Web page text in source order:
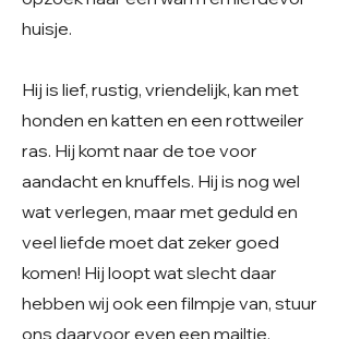
huisje.
Hij is lief, rustig, vriendelijk, kan met
honden en katten en een rottweiler
ras. Hij komt naar de toe voor
aandacht en knuffels. Hij is nog wel
wat verlegen, maar met geduld en
veel liefde moet dat zeker goed
komen! Hij loopt wat slecht daar
hebben wij ook een filmpje van, stuur
ons daarvoor even een mailtje.